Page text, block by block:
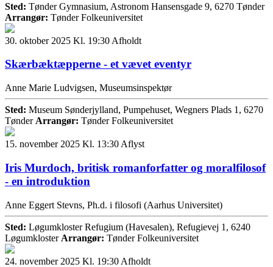
Sted: Tønder Gymnasium, Astronom Hansensgade 9, 6270 Tønder
Arrangør: Tønder Folkeuniversitet
30. oktober 2025 Kl. 19:30 Afholdt
Skærbæktæpperne - et vævet eventyr
Anne Marie Ludvigsen, Museumsinspektør
Sted: Museum Sønderjylland, Pumpehuset, Wegners Plads 1, 6270
Tønder Arrangør: Tønder Folkeuniversitet
15. november 2025 Kl. 13:30 Aflyst
Iris Murdoch, britisk romanforfatter og moralfilosof
- en introduktion
Anne Eggert Stevns, Ph.d. i filosofi (Aarhus Universitet)
Sted: Løgumkloster Refugium (Havesalen), Refugievej 1, 6240
Løgumkloster Arrangør: Tønder Folkeuniversitet
24. november 2025 Kl. 19:30 Afholdt